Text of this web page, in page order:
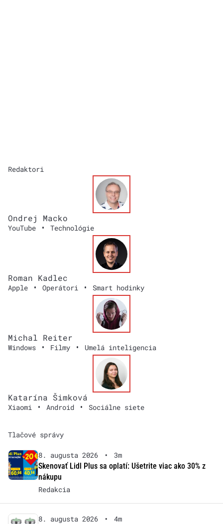
Redaktori
Ondrej Macko
YouTube • Technológie
Roman Kadlec
Apple • Operátori • Smart hodinky
Michal Reiter
Windows • Filmy • Umelá inteligencia
Katarína Šimková
Xiaomi • Android • Sociálne siete
Tlačové správy
8. augusta 2026 •
3m
Skenovať Lidl Plus sa oplatí: Ušetrite viac ako 30% z
nákupu
Redakcia
8. augusta 2026 •
4m